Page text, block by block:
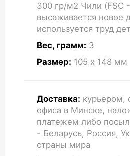
300 гр/м2 Чили (FSC -
высаживается новое
используется труд
Вес, грамм: 3
Размер: 105 x 148 мм
Доставка: курьером,
офиса в Минске,
платежем либо
- Беларусь, Россия,
страны мира